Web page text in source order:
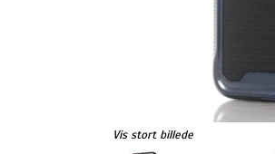
Vis stort billede